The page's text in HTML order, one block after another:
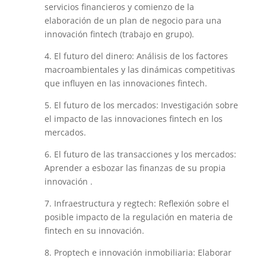
servicios financieros y comienzo de la
elaboración de un plan de negocio para una
innovación fintech (trabajo en grupo).
4. El futuro del dinero: Análisis de los factores
macroambientales y las dinámicas competitivas
que influyen en las innovaciones fintech.
5. El futuro de los mercados: Investigación sobre
el impacto de las innovaciones fintech en los
mercados.
6. El futuro de las transacciones y los mercados:
Aprender a esbozar las finanzas de su propia
innovación .
7. Infraestructura y regtech: Reflexión sobre el
posible impacto de la regulación en materia de
fintech en su innovación.
8. Proptech e innovación inmobiliaria: Elaborar